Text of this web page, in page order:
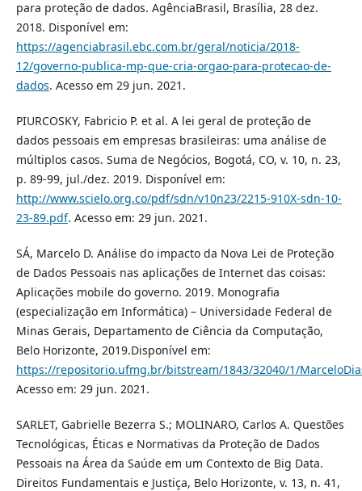
para proteção de dados. AgênciaBrasil, Brasília, 28 dez.
2018. Disponível em:
https://agenciabrasil.ebc.com.br/geral/noticia/2018-
12/governo-publica-mp-que-cria-orgao-para-protecao-de-
dados. Acesso em 29 jun. 2021.
PIURCOSKY, Fabricio P. et al. A lei geral de proteção de
dados pessoais em empresas brasileiras: uma análise de
múltiplos casos. Suma de Negócios, Bogotá, CO, v. 10, n. 23,
p. 89-99, jul./dez. 2019. Disponível em:
http://www.scielo.org.co/pdf/sdn/v10n23/2215-910X-sdn-10-
23-89.pdf. Acesso em: 29 jun. 2021.
SÁ, Marcelo D. Análise do impacto da Nova Lei de Proteção
de Dados Pessoais nas aplicações de Internet das coisas:
Aplicações mobile do governo. 2019. Monografia
(especialização em Informática) – Universidade Federal de
Minas Gerais, Departamento de Ciência da Computação,
Belo Horizonte, 2019.Disponível em:
https://repositorio.ufmg.br/bitstream/1843/32040/1/
Acesso em: 29 jun. 2021.
SARLET, Gabrielle Bezerra S.; MOLINARO, Carlos A. Questões
Tecnológicas, Éticas e Normativas da Proteção de Dados
Pessoais na Área da Saúde em um Contexto de Big Data.
Direitos Fundamentais e Justiça, Belo Horizonte, v. 13, n. 41,